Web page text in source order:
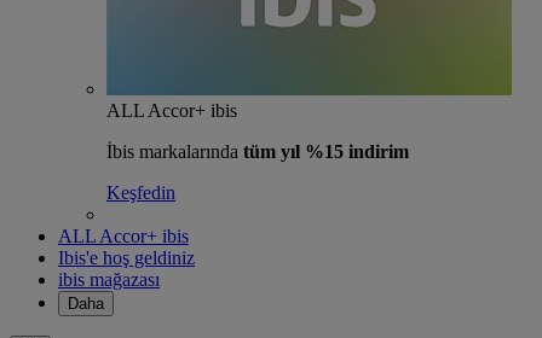
ALL Accor+ ibis
İbis markalarında tüm yıl %15 indirim
Keşfedin
ALL Accor+ ibis
Ibis'e hoş geldiniz
ibis mağazası
Daha